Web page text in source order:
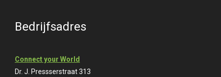
Bedrijfsadres
Connect your World
Dr. J. Pressserstraat 313